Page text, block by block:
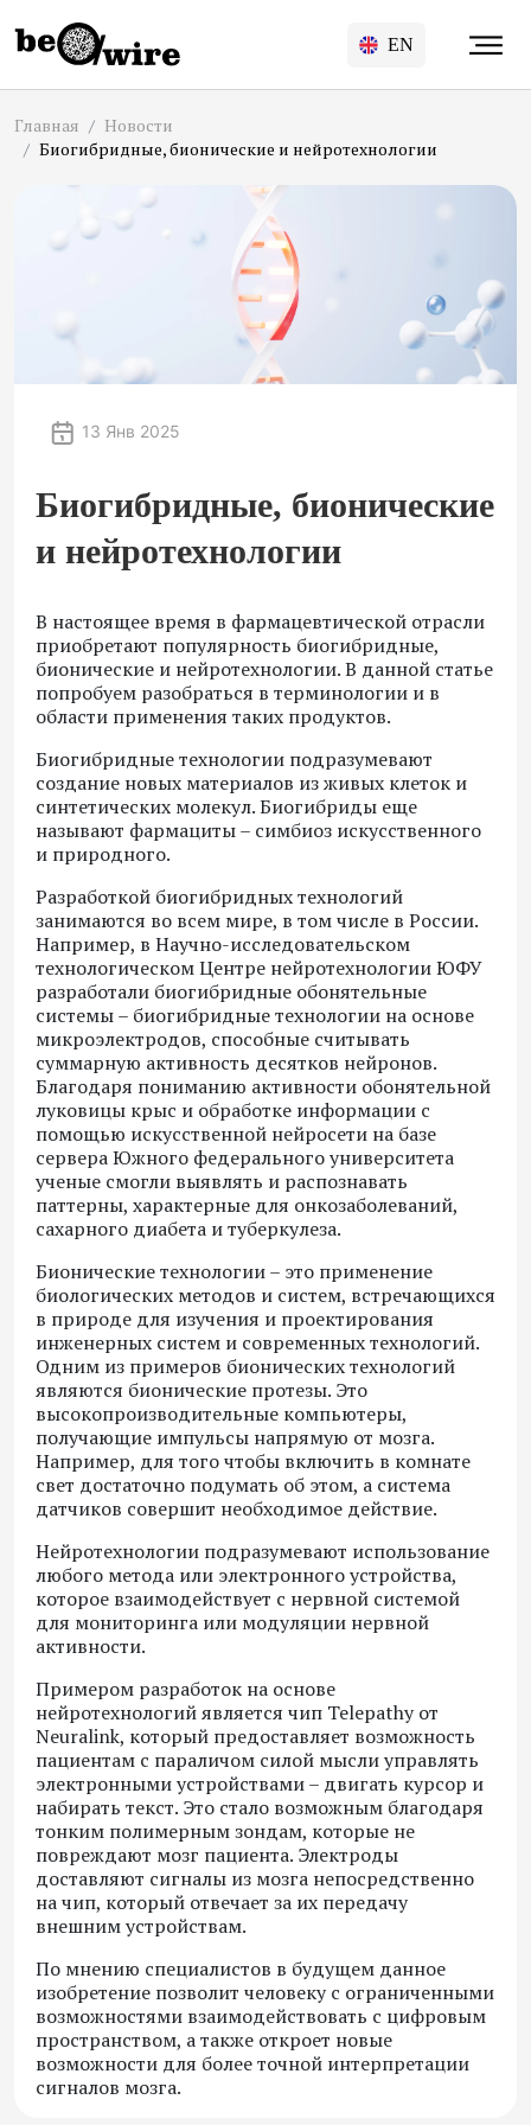
EN
Главная
Новости
Биогибридные, бионические и нейротехнологии
13 Янв 2025
Биогибридные, бионические
и нейротехнологии
В настоящее время в фармацевтической отрасли
приобретают популярность биогибридные,
бионические и нейротехнологии. В данной статье
попробуем разобраться в терминологии и в
области применения таких продуктов.
Биогибридные технологии подразумевают
создание новых материалов из живых клеток и
синтетических молекул. Биогибриды еще
называют фармациты – симбиоз искусственного
и природного.
Разработкой биогибридных технологий
занимаются во всем мире, в том числе в России.
Например, в Научно-исследовательском
технологическом Центре нейротехнологии ЮФУ
разработали биогибридные обонятельные
системы – биогибридные технологии на основе
микроэлектродов, способные считывать
суммарную активность десятков нейронов.
Благодаря пониманию активности обонятельной
луковицы крыс и обработке информации с
помощью искусственной нейросети на базе
сервера Южного федерального университета
ученые смогли выявлять и распознавать
паттерны, характерные для онкозаболеваний,
сахарного диабета и туберкулеза.
Бионические технологии– это применение
биологических методов и систем, встречающихся
в природе для изучения и проектирования
инженерных систем и современных технологий.
Одним из примеров бионических технологий
являются бионические протезы. Это
высокопроизводительные компьютеры,
получающие импульсы напрямую от мозга.
Например, для того чтобы включить в комнате
свет достаточно подумать об этом, а система
датчиков совершит необходимое действие.
Нейротехнологии подразумевают использование
любого метода или электронного устройства,
которое взаимодействует с нервной системой
для мониторинга или модуляции нервной
активности.
Примером разработок на основе
нейротехнологий является чип Telepathy от
Neuralink, который предоставляет возможность
пациентам с параличом силой мысли управлять
электронными устройствами – двигать курсор и
набирать текст. Это стало возможным благодаря
тонким полимерным зондам, которые не
повреждают мозг пациента. Электроды
доставляют сигналы из мозга непосредственно
на чип, который отвечает за их передачу
внешним устройствам.
По мнению специалистов в будущем данное
изобретение позволит человеку с ограниченными
возможностями взаимодействовать с цифровым
пространством, а также откроет новые
возможности для более точной интерпретации
сигналов мозга.